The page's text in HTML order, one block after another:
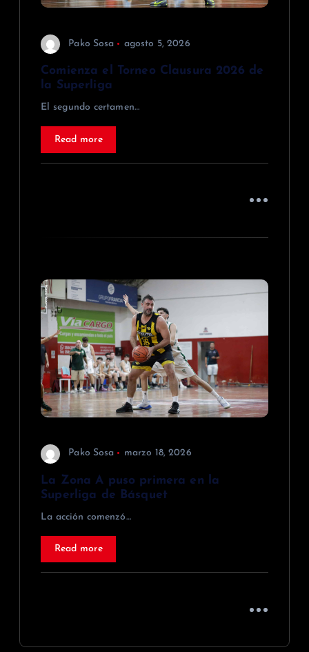
Pako Sosa agosto 5, 2026
Comienza el Torneo Clausura 2026 de
la Superliga
El segundo certamen…
Read more
Pako Sosa marzo 18, 2026
La Zona A puso primera en la
Superliga de Básquet
La acción comenzó…
Read more